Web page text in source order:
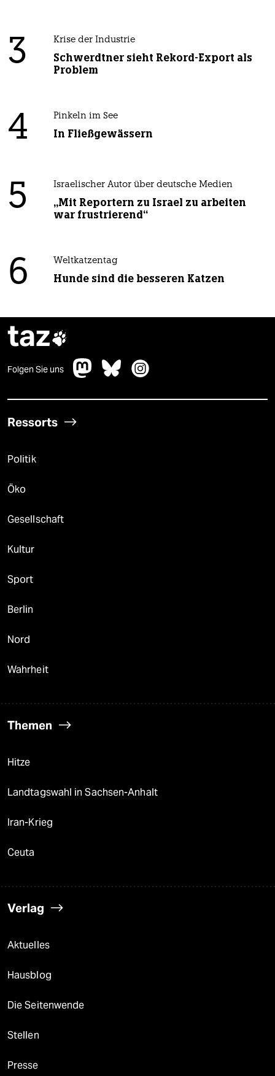
3
Krise der Industrie
Schwerdtner sieht Rekord-Export als
Problem
4 Pinkeln im See
In Fließgewässern
5 Israelischer Autor über deutsche Medien
„Mit Reportern zu Israel zu arbeiten
war frustrierend“
6 Weltkatzentag
Hunde sind die besseren Katzen
taz
Folgen Sie uns
Ressorts
Politik
Öko
Gesellschaft
Kultur
Sport
Berlin
Nord
Wahrheit
Themen
Hitze
Landtagswahl in Sachsen-Anhalt
Iran-Krieg
Ceuta
Verlag
Aktuelles
Hausblog
Die Seitenwende
Stellen
Presse